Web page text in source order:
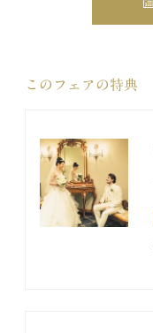
このフェアの特典